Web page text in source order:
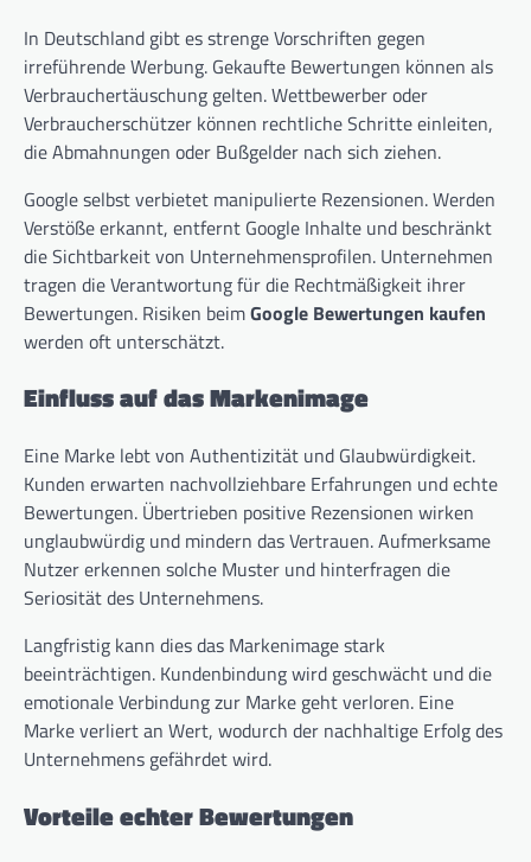
In Deutschland gibt es strenge Vorschriften gegen
irreführende Werbung. Gekaufte Bewertungen können als
Verbrauchertäuschung gelten. Wettbewerber oder
Verbraucherschützer können rechtliche Schritte einleiten,
die Abmahnungen oder Bußgelder nach sich ziehen.
Google selbst verbietet manipulierte Rezensionen. Werden
Verstöße erkannt, entfernt Google Inhalte und beschränkt
die Sichtbarkeit von Unternehmensprofilen. Unternehmen
tragen die Verantwortung für die Rechtmäßigkeit ihrer
Bewertungen. Risiken beimGoogle Bewertungen kaufen
werden oft unterschätzt.
Einfluss auf das Markenimage
Eine Marke lebt von Authentizität und Glaubwürdigkeit.
Kunden erwarten nachvollziehbare Erfahrungen und echte
Bewertungen. Übertrieben positive Rezensionen wirken
unglaubwürdig und mindern das Vertrauen. Aufmerksame
Nutzer erkennen solche Muster und hinterfragen die
Seriosität des Unternehmens.
Langfristig kann dies das Markenimage stark
beeinträchtigen. Kundenbindung wird geschwächt und die
emotionale Verbindung zur Marke geht verloren. Eine
Marke verliert an Wert, wodurch der nachhaltige Erfolg des
Unternehmens gefährdet wird.
Vorteile echter Bewertungen